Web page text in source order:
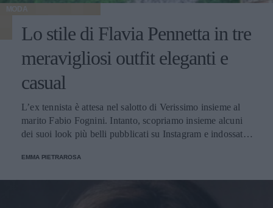
MODA
Lo stile di Flavia Pennetta in tre
meravigliosi outfit eleganti e
casual
L’ex tennista è attesa nel salotto di Verissimo insieme al
marito Fabio Fognini. Intanto, scopriamo insieme alcuni
dei suoi look più belli pubblicati su Instagram e indossati
EMMA PIETRAROSA